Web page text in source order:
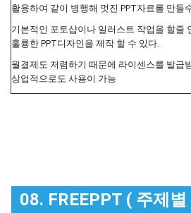
활용하여 같이 병행해 멋진 PPT자료를 만들
기본적인 포토샵이나 일러스트 작업을 할줄
훌륭한 PPT디자인을 제작 할 수 있다.
월결제도 저렴하기 때문에 라이센스를 발급
상업적으로도 사용이 가능
08. FREEPPT ( 주제